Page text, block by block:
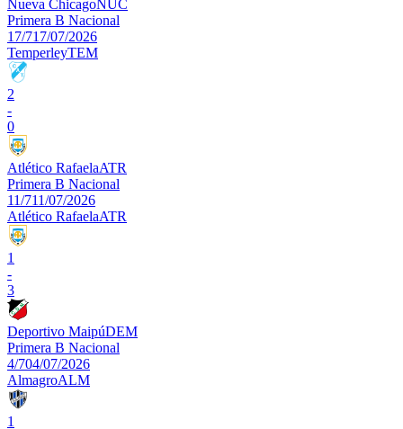
Nueva ChicagoNUC
Primera B Nacional
17/717/07/2026
TemperleyTEM
2
-
0
Atlético RafaelaATR
Primera B Nacional
11/711/07/2026
Atlético RafaelaATR
1
-
3
Deportivo MaipúDEM
Primera B Nacional
4/704/07/2026
AlmagroALM
1